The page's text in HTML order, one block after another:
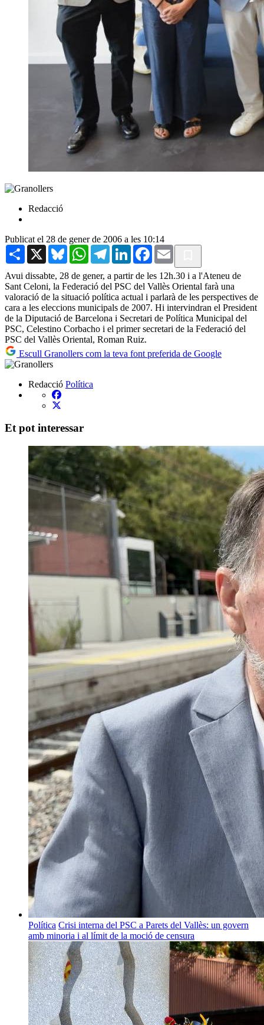
Redacció
Publicat el 28 de gener de 2006 a les 10:14
Share X BlueskyWhatsAppTelegramLinkedInFacebook
Email
Avui dissabte, 28 de gener, a partir de les 12h.30 i a l'Ateneu de
Sant Celoni, la Federació del PSC del Vallès Oriental farà una
valoració de la situació política actual i parlarà de les perspectives de
cara a les eleccions municipals de 2007. Hi intervindran el President
de la Diputació de Barcelona i Secretari de Política Municipal del
PSC, Celestino Corbacho i el primer secretari de la Federació del
PSC del Vallès Oriental, Roman Ruiz.
Escull Granollers com la teva font preferida de Google
Redacció Política
Et pot interessar
Política Crisi interna del PSC a Parets del Vallès: un govern
amb minoria i al límit de la moció de censura